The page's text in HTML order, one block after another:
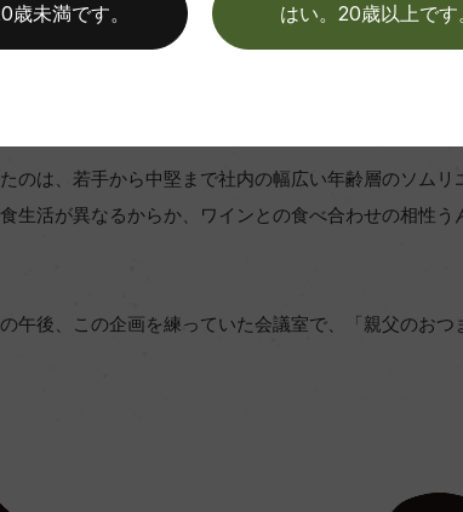
みが変わった…そう感じている中高年の方も多いこと
むようになった」という話はよく耳にする。もっぱら
のは、若手から中堅まで社内の幅広い年齢層のソム
生活が異なるからか、ワインとの食べ合わせの相性
午後、この企画を練っていた会議室で、「親父のおつ
はい。20歳以上です
歳未満です。